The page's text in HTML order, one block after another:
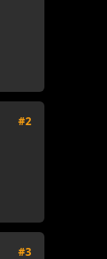
#2
#3